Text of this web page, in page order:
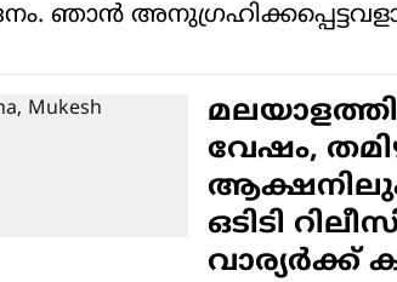
ഞാൻ
വേഷം,
ആക്ഷനിലും
ഒടിടി
വാര്യർക്ക്